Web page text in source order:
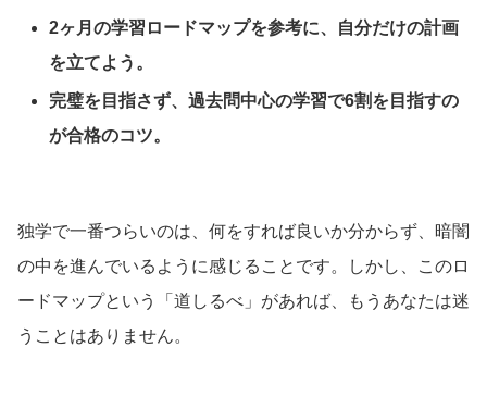
2ヶ月の学習ロードマップを参考に、自分だけの計画
を立てよう。
完璧を目指さず、過去問中心の学習で6割を目指すの
が合格のコツ。
独学で一番つらいのは、何をすれば良いか分からず、暗闇
の中を進んでいるように感じることです。しかし、このロ
ードマップという「道しるべ」があれば、もうあなたは迷
うことはありません。